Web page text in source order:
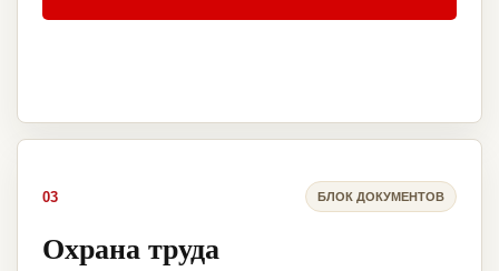
03 БЛОК ДОКУМЕНТОВ
Охрана труда